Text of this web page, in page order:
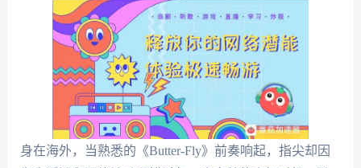
身在海外，当熟悉的《Butter-Fly》前奏响起，指尖却因